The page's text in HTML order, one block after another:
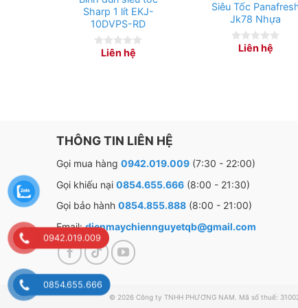
Sharp 1 lít EKJ-
10DVPS-RD
Liên hệ
Siêu Tốc
Jk78 Nhựa
Liên hệ
THÔNG TIN LIÊN HỆ
Gọi mua hàng 0942.019.009 (7:30 - 22:00)
Gọi khiếu nại 0854.655.666 (8:00 - 21:30)
Gọi bảo hành 0854.855.888 (8:00 - 21:00)
Email:dienmaychiennguyetqb@gmail.com
© 2026 Công ty TNHH PHƯƠNG NAM. Mã số thuế:
0942.019.009
0854.655.666